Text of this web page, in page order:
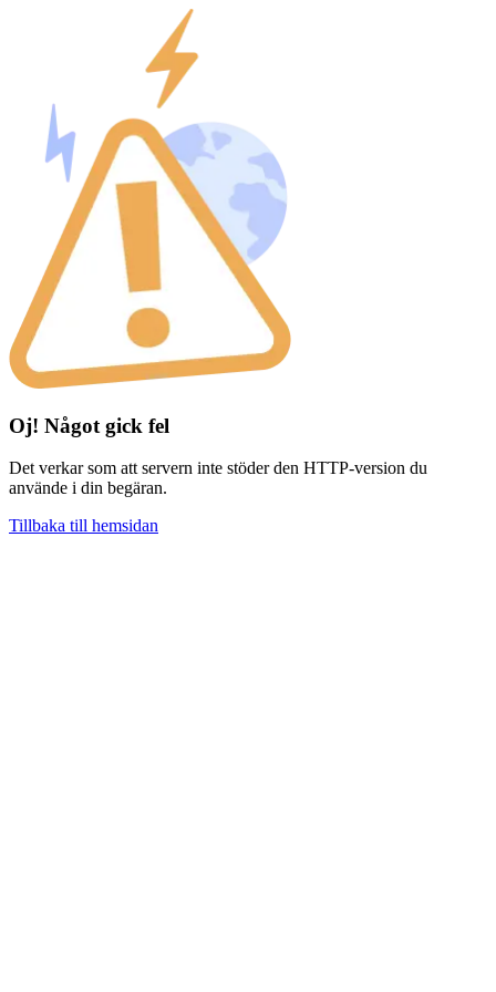
Oj! Något gick fel
Det verkar som att servern inte stöder den HTTP-version du
använde i din begäran.
Tillbaka till hemsidan